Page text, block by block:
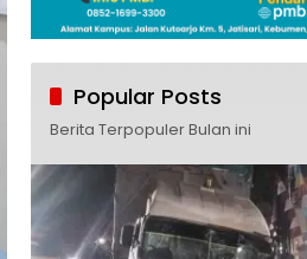
Popular Posts
Berita Terpopuler Bulan ini